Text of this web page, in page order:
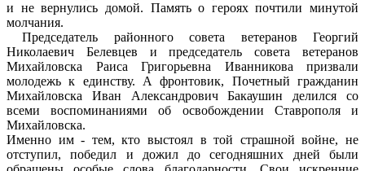
и не вернулись домой. Память о героях почтили минутой
молчания.
Председатель районного совета ветеранов Георгий
Николаевич Белевцев и председатель совета ветеранов
Михайловска Раиса Григорьевна Иванникова призвали
молодежь к единству. А фронтовик, Почетный гражданин
Михайловска Иван Александрович Бакаушин делился со
всеми воспоминаниями об освобождении Ставрополя и
Михайловска.
Именно им - тем, кто выстоял в той страшной войне, не
отступил, победил и дожил до сегодняшних дней были